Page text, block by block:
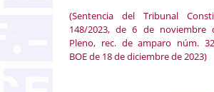
(Sentencia del Tribunal
148/2023, de 6 de noviembre
Pleno, rec. de amparo núm.
BOE de 18 de diciembre de 2023)